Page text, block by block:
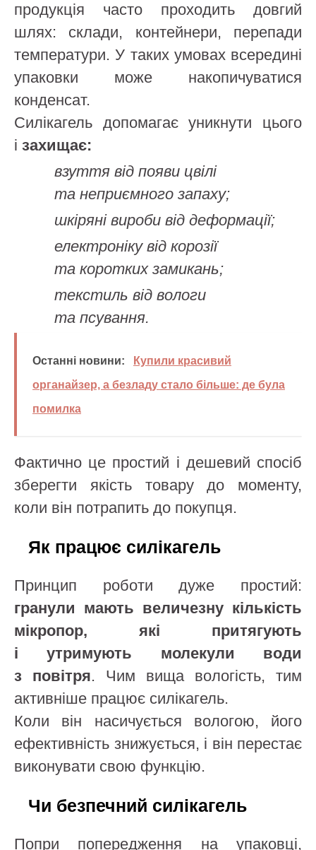
продукція часто проходить довгий
шлях: склади, контейнери, перепади
температури. У таких умовах всередині
упаковки може накопичуватися
конденсат.
Силікагель допомагає уникнути цього
і захищає:
взуття від появи цвілі
та неприємного запаху;
шкіряні вироби від деформації;
електроніку від корозії
та коротких замикань;
текстиль від вологи
та псування.
Останні новини:
Купили красивий
органайзер, а безладу стало більше: де була
помилка
Фактично це простий і дешевий спосіб
зберегти якість товару до моменту,
коли він потрапить до покупця.
Як працює силікагель
Принцип роботи дуже простий:
гранули мають величезну кількість
мікропор, які притягують
і утримують молекули води
з повітря. Чим вища вологість, тим
активніше працює силікагель.
Коли він насичується вологою, його
ефективність знижується, і він перестає
виконувати свою функцію.
Чи безпечний силікагель
Попри попередження на упаковці,